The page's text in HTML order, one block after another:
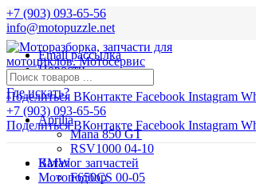
+7 (903) 093-65-56
info@motopuzzle.net
Email рассылка
Новости
Поделиться ВКонтакте Facebook Instagram
+7 (903) 093-65-56
Поделиться ВКонтакте Facebook Instagram
Где искать?
Aprilia
Mana 850 GT
RSV1000 04-10
BMW
F650CS 00-05
Каталог запчастей
Мотоподбор